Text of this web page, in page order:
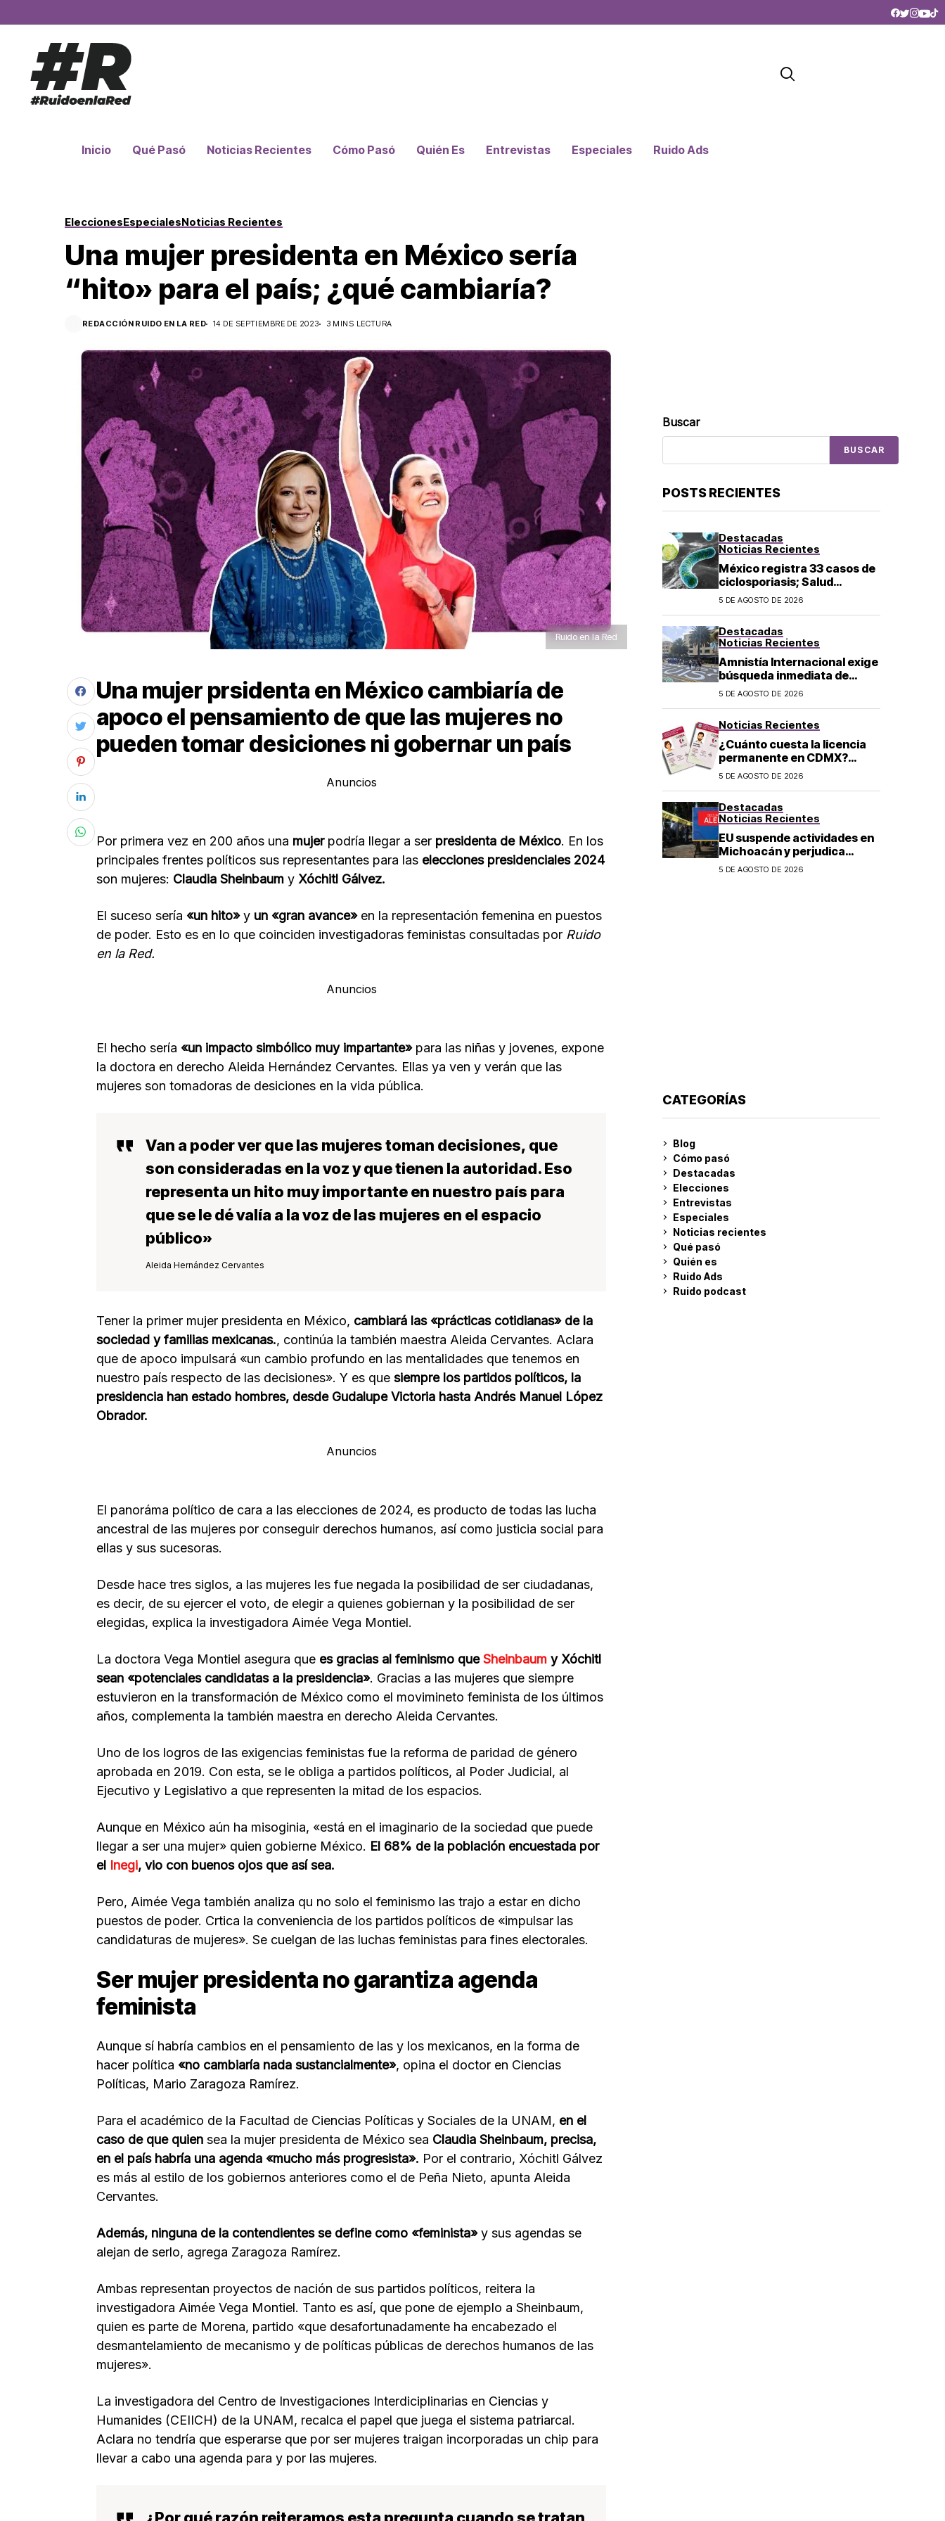
Inicio Qué Pasó Noticias Recientes Cómo Pasó Quién Es Entrevistas Especiales Ruido Ads
EleccionesEspecialesNoticias Recientes
Una mujer presidenta en México sería
“hito» para el país; ¿qué cambiaría?
REDACCIÓN RUIDO EN LA RED 14 DE SEPTIEMBRE DE 2023 3 MINS LECTURA
Ruido en la Red
Una mujer prsidenta en México cambiaría de
apoco el pensamiento de que las mujeres no
pueden tomar desiciones ni gobernar un país
Anuncios
Por primera vez en 200 años una mujerpodría llegar a ser presidenta de México. En los
principales frentes políticos sus representantes para las elecciones presidenciales 2024
son mujeres: Claudia Sheinbaum y Xóchitl Gálvez.
El suceso sería «un hito»y un «gran avance» en la representación femenina en puestos
de poder. Esto es en lo que coinciden investigadoras feministas consultadas por Ruido
en la Red.
Anuncios
El hecho sería «un impacto simbólico muy impartante» para las niñas y jovenes, expone
la doctora en derecho Aleida Hernández Cervantes. Ellas ya ven y verán que las
mujeres son tomadoras de desiciones en la vida pública.
Van a poder ver que las mujeres toman decisiones, que
son consideradas en la voz y que tienen la autoridad. Eso
representa un hito muy importante en nuestro país para
que se le dé valía a la voz de las mujeres en el espacio
público»
Aleida Hernández Cervantes
Tener la primer mujer presidenta en México, cambiará las «prácticas cotidianas» de la
sociedad y familias mexicanas., continúa la también maestra Aleida Cervantes. Aclara
que de apoco impulsará «un cambio profundo en las mentalidades que tenemos en
nuestro país respecto de las decisiones». Y es que siempre los partidos políticos, la
presidencia han estado hombres, desde Gudalupe Victoria hasta Andrés Manuel López
Obrador.
Anuncios
El panoráma político de cara a las elecciones de 2024, es producto de todas las lucha
ancestral de las mujeres por conseguir derechos humanos, así como justicia social para
ellas y sus sucesoras.
Desde hace tres siglos, a las mujeres les fue negada la posibilidad de ser ciudadanas,
es decir, de su ejercer el voto, de elegir a quienes gobiernan y la posibilidad de ser
elegidas, explica la investigadora Aimée Vega Montiel.
La doctora Vega Montiel asegura que es gracias al feminismo queSheinbaum y Xóchitl
sean «potenciales candidatas a la presidencia». Gracias a las mujeres que siempre
estuvieron en la transformación de México como el movimineto feminista de los últimos
años, complementa la también maestra en derecho Aleida Cervantes.
Uno de los logros de las exigencias feministas fue la reforma de paridad de género
aprobada en 2019. Con esta, se le obliga a partidos políticos, al Poder Judicial, al
Ejecutivo y Legislativo a que representen la mitad de los espacios.
Aunque en México aún ha misoginia, «está en el imaginario de la sociedad que puede
llegar a ser una mujer» quien gobierne México. El 68% de la población encuestada por
el Inegi, vio con buenos ojos que así sea.
Pero, Aimée Vega también analiza qu no solo el feminismo las trajo a estar en dicho
puestos de poder. Crtica la conveniencia de los partidos políticos de «impulsar las
candidaturas de mujeres». Se cuelgan de las luchas feministas para fines electorales.
Ser mujer presidenta no garantiza agenda
feminista
Aunque sí habría cambios en el pensamiento de las y los mexicanos, en la forma de
hacer política «no cambiaría nada sustancialmente», opina el doctor en Ciencias
Políticas, Mario Zaragoza Ramírez.
Para el académico de la Facultad de Ciencias Políticas y Sociales de la UNAM, en el
caso de que quien sea la mujer presidenta de México sea Claudia Sheinbaum, precisa,
en el país habría una agenda «mucho más progresista». Por el contrario, Xóchitl Gálvez
es más al estilo de los gobiernos anteriores como el de Peña Nieto, apunta Aleida
Cervantes.
Además, ninguna de la contendientes se define como «feminista»y sus agendas se
alejan de serlo, agrega Zaragoza Ramírez.
Ambas representan proyectos de nación de sus partidos políticos, reitera la
investigadora Aimée Vega Montiel. Tanto es así, que pone de ejemplo a Sheinbaum,
quien es parte de Morena, partido «que desafortunadamente ha encabezado el
desmantelamiento de mecanismo y de políticas públicas de derechos humanos de las
mujeres».
La investigadora del Centro de Investigaciones Interdiciplinarias en Ciencias y
Humanides (CEIICH) de la UNAM, recalca el papel que juega el sistema patriarcal.
Aclara no tendría que esperarse que por ser mujeres traigan incorporadas un chip para
llevar a cabo una agenda para y por las mujeres.
Buscar
BUSCAR
POSTS RECIENTES
Destacadas
Noticias Recientes
México registra 33 casos de
ciclosporiasis; Salud
mantiene vigilancia
5 DE AGOSTO DE 2026
Destacadas
Noticias Recientes
Amnistía Internacional exige
búsqueda inmediata de
ambientalista desaparecido
5 DE AGOSTO DE 2026
Noticias Recientes
¿Cuánto cuesta la licencia
permanente en CDMX?
Costo y fecha límite del
5 DE AGOSTO DE 2026
Destacadas
Noticias Recientes
EU suspende actividades en
Michoacán y perjudica
exportación de aguacate
5 DE AGOSTO DE 2026
CATEGORÍAS
Blog
Cómo pasó
Destacadas
Elecciones
Entrevistas
Especiales
Noticias recientes
Qué pasó
Quién es
Ruido Ads
Ruido podcast